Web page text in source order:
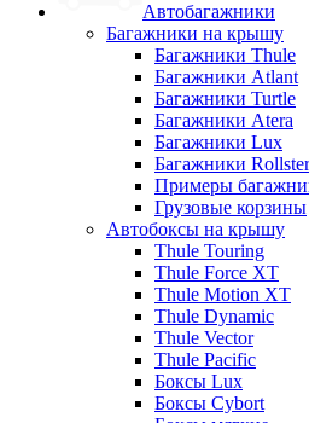
Автобагажники
Багажники на крышу
Багажники Thule
Багажники Atlant
Багажники Turtle
Багажники Atera
Багажники Lux
Багажники Rollster
Примеры
Грузовые корзины
Автобоксы на крышу
Thule Touring
Thule Force XT
Thule Motion XT
Thule Dynamic
Thule Vector
Thule Pacific
Боксы Lux
Боксы Cybort